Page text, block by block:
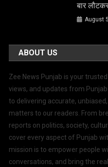
बार
August
ABOUT US
Zee News Punjab is your
views, and updates from
to delivering accurate,
matters to our readers. From
reports on politics, society,
cover every aspect of Punjab
mission is to empower people
conversations, and bring the